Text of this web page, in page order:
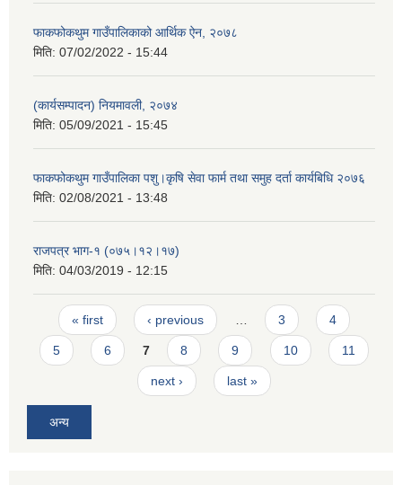
फाकफोकथुम गाउँपालिकाको आर्थिक ऐन, २०७८
मिति: 07/02/2022 - 15:44
(कार्यसम्पादन) नियमावली, २०७४
मिति: 05/09/2021 - 15:45
फाकफोकथुम गाउँपालिका पशु।कृषि सेवा फार्म तथा समुह दर्ता कार्यबिधि २०७६
मिति: 02/08/2021 - 13:48
राजपत्र भाग-१ (०७५।१२।१७)
मिति: 04/03/2019 - 12:15
Pages
« first ‹ previous 3 4
5 6 7 8 9 10 11
next › last »
अन्य